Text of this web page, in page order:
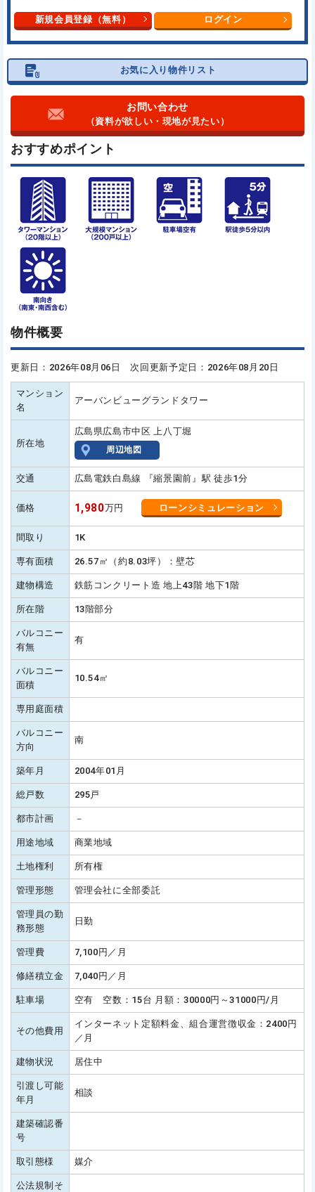
新規会員登録（無料） ログイン
お気に入り物件リスト
お問い合わせ
（資料が欲しい・現地が見たい）
おすすめポイント
物件概要
更新日：2026年08月06日 次回更新予定日：2026年08月20日
マンション
名
アーバンビューグランドタワー
所在地
広島県広島市中区 上八丁堀
周辺地図
交通 広島電鉄白島線 『縮景園前』駅 徒歩1分
価格 1,980万円 ローンシミュレーション
間取り 1K
専有面積 26.57㎡（約8.03坪）：壁芯
建物構造 鉄筋コンクリート造 地上43階 地下1階
所在階 13階部分
バルコニー
有無
有
バルコニー
面積
10.54㎡
専用庭面積
バルコニー
方向
南
築年月 2004年01月
総戸数 295戸
都市計画 －
用途地域 商業地域
土地権利 所有権
管理形態 管理会社に全部委託
管理員の勤
務形態
日勤
管理費 7,100円／月
修繕積立金 7,040円／月
駐車場 空有 空数：15台 月額：30000円～31000円/月
その他費用
インターネット定額料金、組合運営徴収金：2400円
／月
建物状況 居住中
引渡し可能
年月
相談
建築確認番
号
取引態様 媒介
公法規制そ